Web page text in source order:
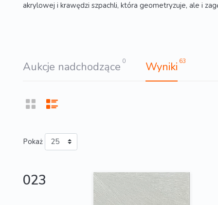
akrylowej i krawędzi szpachli, która geometryzuje, ale i
Aukcje nadchodzące 0 Wyniki 63
Pokaż
023